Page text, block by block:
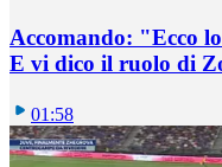
Accomando: "Ecco
E vi dico il ruolo di
01:58